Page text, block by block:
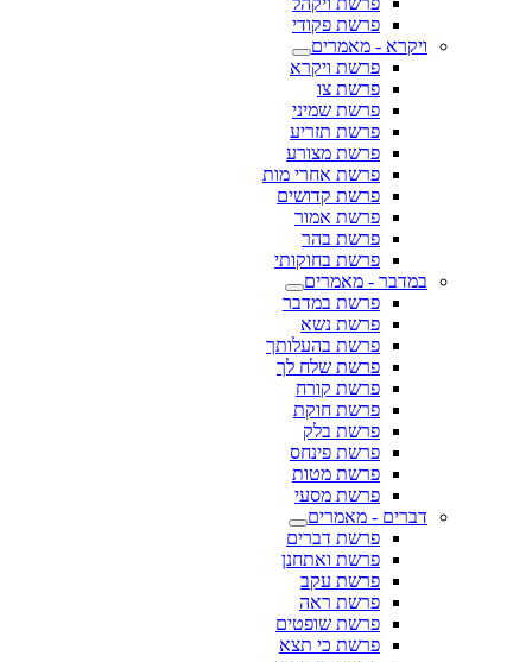
פרשת פקודי
ויקרא - מאמרים
פרשת ויקרא
פרשת צו
פרשת שמיני
פרשת תזריע
פרשת מצורע
פרשת אחרי מות
פרשת קדושים
פרשת אמור
פרשת בהר
פרשת בחוקותי
במדבר - מאמרים
פרשת במדבר
פרשת נשא
פרשת בהעלותך
פרשת שלח לך
פרשת קורח
פרשת חוקת
פרשת בלק
פרשת פינחס
פרשת מטות
פרשת מסעי
דברים - מאמרים
פרשת דברים
פרשת ואתחנן
פרשת עקב
פרשת ראה
פרשת שופטים
פרשת כי תצא